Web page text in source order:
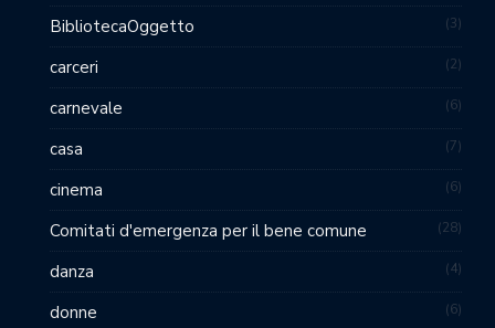
BibliotecaOggetto 3
carceri 2
carnevale 6
casa 7
cinema 6
Comitati d'emergenza per il bene comune 28
danza 4
donne 6